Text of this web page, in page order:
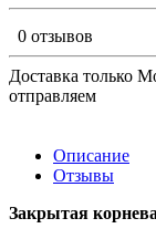
0 отзывов
Доставка только
отправляем
Описание
Отзывы
Закрытая